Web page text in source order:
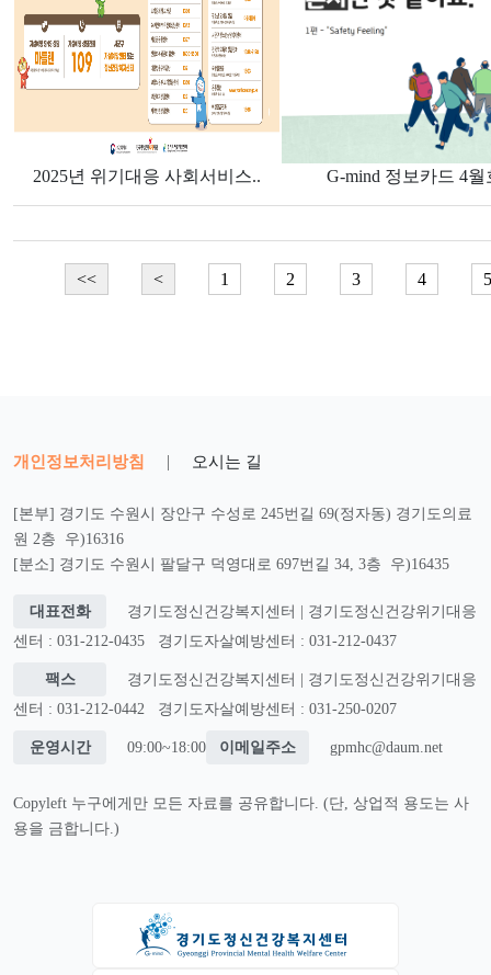
2025년 위기대응 사회서비스.. G-mind 정보카드 4월
<< < 1 2 3 4 5
개인정보처리방침 | 오시는 길
[본부] 경기도 수원시 장안구 수성로 245번길 69(정자동) 경기도의료
원 2층 우)16316
[분소] 경기도 수원시 팔달구 덕영대로 697번길 34, 3층 우)16435
대표전화
경기도정신건강복지센터 | 경기도정신건강위기대응
센터 : 031-212-0435
경기도자살예방센터 : 031-212-0437
팩스
경기도정신건강복지센터 | 경기도정신건강위기대응
센터 : 031-212-0442
경기도자살예방센터 : 031-250-0207
운영시간 09:00~18:00 이메일주소 gpmhc@daum.net
Copyleft 누구에게만 모든 자료를 공유합니다. (단, 상업적 용도는 사
용을 금합니다.)